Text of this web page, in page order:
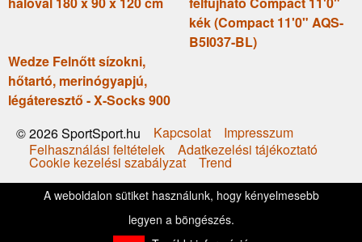
kék (Compact 11'0" AQS-
B5I037-BL)
Wedze Felnőtt sízokni,
hőtartó, merinógyapjú,
légáteresztő - X-Socks 900
© 2026 SportSport.hu
Kapcsolat
Impresszum
Felhasználási feltételek
Adatkezelési tájékoztató
Cookie kezelési szabályzat Trend
A weboldalon sütiket használunk, hogy kényelmesebb
legyen a böngészés.